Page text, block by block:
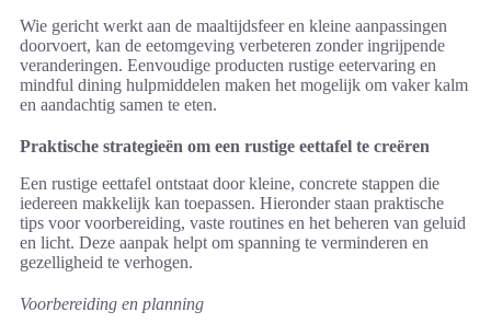
Wie gericht werkt aan de maaltijdsfeer en kleine aanpassingen
doorvoert, kan de eetomgeving verbeteren zonder ingrijpende
veranderingen. Eenvoudige producten rustige eetervaring en
mindful dining hulpmiddelen maken het mogelijk om vaker kalm
en aandachtig samen te eten.
Praktische strategieën om een rustige eettafel te creëren
Een rustige eettafel ontstaat door kleine, concrete stappen die
iedereen makkelijk kan toepassen. Hieronder staan praktische
tips voor voorbereiding, vaste routines en het beheren van geluid
en licht. Deze aanpak helpt om spanning te verminderen en
gezelligheid te verhogen.
Voorbereiding en planning